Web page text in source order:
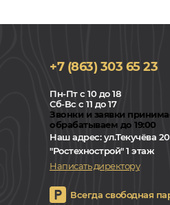
+7 (863) 303 65 23
Пн-Пт с 10 до 18
Сб-Вс с 11 до 17
Звонки и заявки
обрабатываем до 19:00
Наш адрес:ул.Текучёва
"Ростехнострой" 1 этаж
Написать директору
Всегда свободная